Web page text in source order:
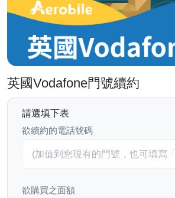
英國Vodafone門號續約
請選填下表
欲續約的電話號碼
欲購買之面額